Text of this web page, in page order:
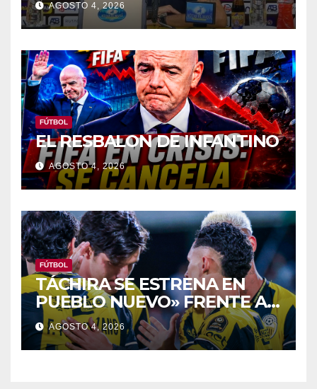
AGOSTO 4, 2026
FÚTBOL
EL RESBALON DE INFANTINO
AGOSTO 4, 2026
FÚTBOL
TÁCHIRA SE ESTRENA EN
PUEBLO NUEVO» FRENTE Al
PORTUGUESA
AGOSTO 4, 2026